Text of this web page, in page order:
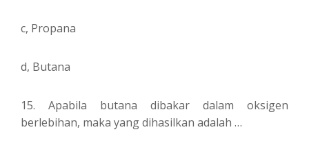
c, Propana
d, Butana
15. Apabila butana dibakar dalam oksigen
berlebihan, maka yang dihasilkan adalah …